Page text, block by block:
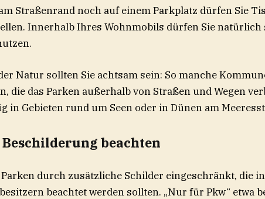
Straßenrand noch auf einem Parkplatz dürfen Sie
Innerhalb Ihres Wohnmobils dürfen Sie natürlich
Natur sollten Sie achtsam sein: So manche
die das Parken außerhalb von Straßen und Wegen
in Gebieten rund um Seen oder in Dünen am
Beschilderung beachten
durch zusätzliche Schilder eingeschränkt, die
beachtet werden sollten. „Nur für Pkw“ etwa